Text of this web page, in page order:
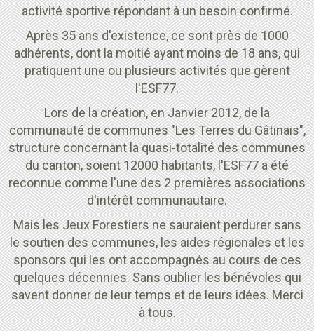
activité sportive répondant à un besoin confirmé.
Après 35 ans d'existence, ce sont près de 1000
adhérents, dont la moitié ayant moins de 18 ans, qui
pratiquent une ou plusieurs activités que gèrent
l'ESF77.
Lors de la création, en Janvier 2012, de la
communauté de communes "Les Terres du Gâtinais",
structure concernant la quasi-totalité des communes
du canton, soient 12000 habitants, l'ESF77 a été
reconnue comme l'une des 2 premières associations
d'intérêt communautaire.
Mais les Jeux Forestiers ne sauraient perdurer sans
le soutien des communes, les aides régionales et les
sponsors qui les ont accompagnés au cours de ces
quelques décennies. Sans oublier les bénévoles qui
savent donner de leur temps et de leurs idées. Merci
à tous.